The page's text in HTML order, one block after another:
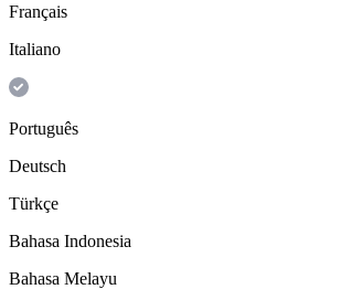
Français
Italiano
Português
Deutsch
Türkçe
Bahasa Indonesia
Bahasa Melayu